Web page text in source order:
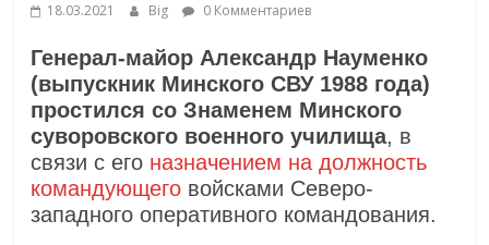
18.03.2021 Big 0 Комментариев
Генерал-майор Александр Науменко
(выпускник Минского СВУ 1988 года)
простился со Знаменем Минского
суворовского военного училища, в
связи с его назначением на должность
командующего войсками Северо-
западного оперативного командования.